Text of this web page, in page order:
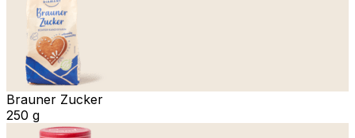
Brauner Zucker
250 g